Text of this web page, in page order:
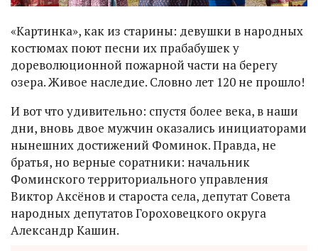
«Картинка», как из старины: девушки в народных
костюмах поют песни их прабабушек у
дореволюционной пожарной части на берегу
озера. Живое наследие. Словно лет 120 не прошло!
И вот что удивительно: спустя более века, в наши
дни, вновь двое мужчин оказались инициаторами
нынешних достижений Фоминок. Правда, не
братья, но верные соратники: начальник
Фоминского территориального управления
Виктор Аксёнов и староста села, депутат Совета
народных депутатов Гороховецкого округа
Александр Кашин.